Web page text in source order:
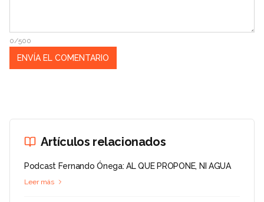
0/500
Artículos relacionados
Podcast Fernando Ónega: AL QUE PROPONE, NI AGUA
Leer más